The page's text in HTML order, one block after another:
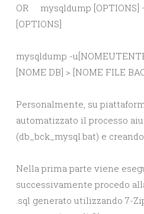
OR mysqldump [OPTIONS]
[OPTIONS]
mysqldump -
[NOME DB] > [NOME FILE
Personalmente, su
automatizzato il processo
(db_bck_mysql.bat) e
Nella prima parte viene
successivamente procedo
.sql generato utilizzando 7-